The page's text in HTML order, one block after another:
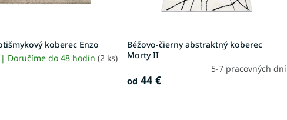
koberec Enzo
| Doručíme do 48 hodín(2 ks)
Béžovo-čierny abstraktný koberec
Morty II
5-7 pracovných dní
od 44 €